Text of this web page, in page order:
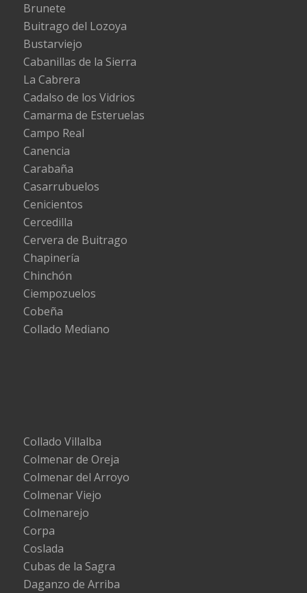
Brunete
Buitrago del Lozoya
Bustarviejo
Cabanillas de la Sierra
La Cabrera
Cadalso de los Vidrios
Camarma de Esteruelas
Campo Real
Canencia
Carabaña
Casarrubuelos
Cenicientos
Cercedilla
Cervera de Buitrago
Chapinería
Chinchón
Ciempozuelos
Cobeña
Collado Mediano
Collado Villalba
Colmenar de Oreja
Colmenar del Arroyo
Colmenar Viejo
Colmenarejo
Corpa
Coslada
Cubas de la Sagra
Daganzo de Arriba